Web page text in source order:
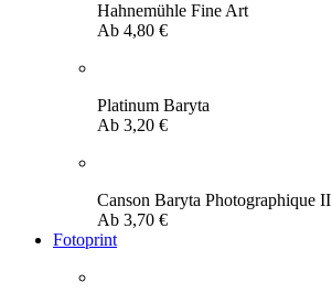
Hahnemühle Fine Art
Ab 4,80 €
Platinum Baryta
Ab 3,20 €
Canson Baryta Photographique II
Ab 3,70 €
Fotoprint